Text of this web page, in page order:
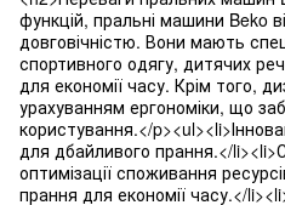
функцій, пральні машини Beko
довговічністю. Вони мають
спортивного одягу, дитячих
для економії часу. Крім того,
урахуванням ергономіки, що
користування.</
для дбайливого прання.</
оптимізації споживання
прання для економії часу.</